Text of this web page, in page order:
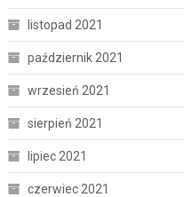
listopad 2021
październik 2021
wrzesień 2021
sierpień 2021
lipiec 2021
czerwiec 2021